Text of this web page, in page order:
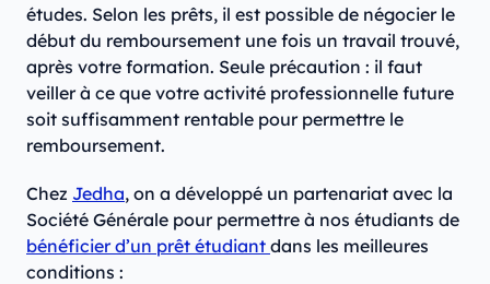
études. Selon les prêts, il est possible de négocier le
début du remboursement une fois un travail trouvé,
après votre formation. Seule précaution : il faut
veiller à ce que votre activité professionnelle future
soit suffisamment rentable pour permettre le
remboursement.
Chez Jedha, on a développé un partenariat avec la
Société Générale pour permettre à nos étudiants de
bénéficier d’un prêt étudiant dans les meilleures
conditions :